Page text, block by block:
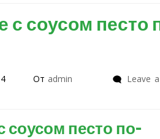
с соусом песто
От admin
Leave a
соусом песто по-